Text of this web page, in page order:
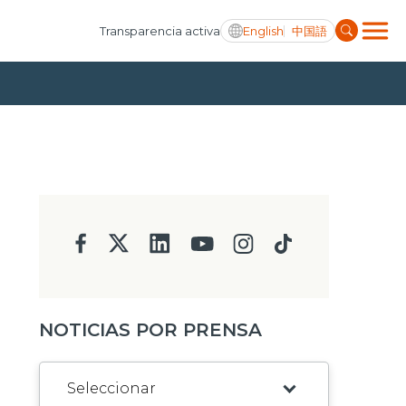
Transparencia activa English 中国語
NOTICIAS POR PRENSA